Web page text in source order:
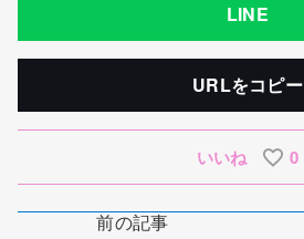
LINE
URLをコピー
いいね 0
前の記事